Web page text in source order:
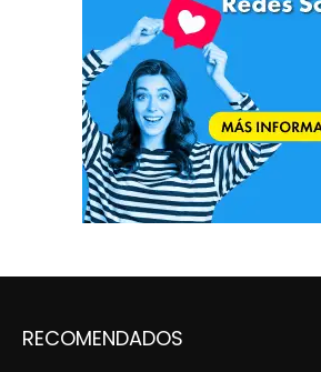
RECOMENDADOS